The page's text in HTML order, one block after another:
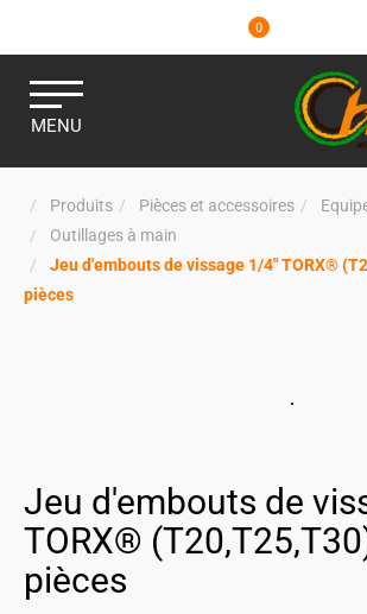
0
MENU
Produits Pièces et accessoires
Outillages à main
Jeu d'embouts de vissage 1/4" TORX®
pièces
Jeu d'embouts de
TORX®
pièces